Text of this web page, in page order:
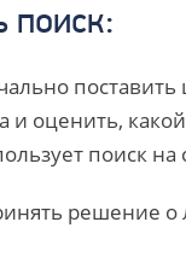
поиск:
поставить
и оценить,
поиск на
решение о